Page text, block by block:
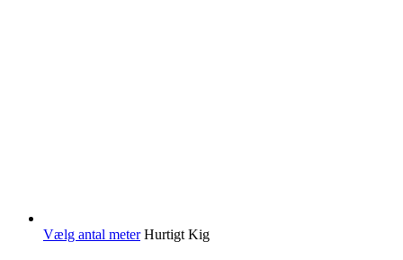
Vælg antal meter Hurtigt Kig